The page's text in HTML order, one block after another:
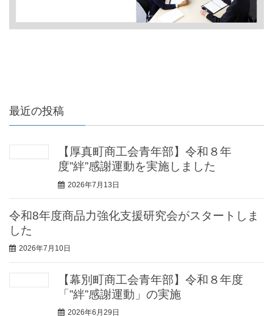
最近の投稿
【厚真町商工会青年部】令和８年
度”絆”感謝運動を実施しました
2026年7月13日
令和8年度商品力強化支援研究会がスタートしま
した
2026年7月10日
【幕別町商工会青年部】令和８年度
「”絆”感謝運動」の実施
2026年6月29日